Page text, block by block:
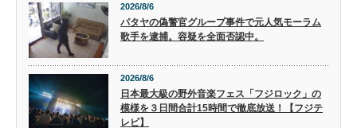
2026/8/6
パタヤの偽警官グループ事件で元人気モーラム
歌手を逮捕。容疑を全面否認中。
2026/8/6
日本最大級の野外音楽フェス「フジロック」の
模様を３日間合計15時間で徹底放送！【フジテ
レビ】